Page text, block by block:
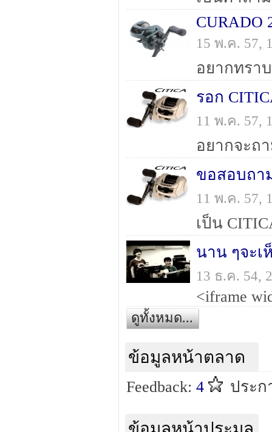
CURADO
15 พ.ค. 57,
รอก
11 พ.ค. 57,
ขอสอบถา
11 พ.ค. 57,
เป็น
นาน ๆจะเ
13 ธ.ค. 54,
ดูทั้งหมด...
ข้อมูลหน้าตลาด
Feedback: 4 ประ